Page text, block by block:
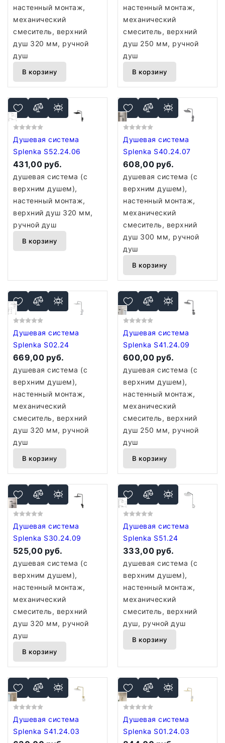
настенный монтаж,
механический
смеситель, верхний
душ 320 мм, ручной
душ
В корзину
настенный монтаж,
механический
смеситель, верхний
душ 250 мм, ручной
душ
В корзину
Душевая система
Splenka S52.24.06
431,00 руб.
душевая система (с
верхним душем),
настенный монтаж,
верхний душ 320 мм,
ручной душ
В корзину
Душевая система
Splenka S40.24.07
608,00 руб.
душевая система (с
верхним душем),
настенный монтаж,
механический
смеситель, верхний
душ 300 мм, ручной
душ
В корзину
Душевая система
Splenka S02.24
669,00 руб.
душевая система (с
верхним душем),
настенный монтаж,
механический
смеситель, верхний
душ 320 мм, ручной
душ
В корзину
Душевая система
Splenka S41.24.09
600,00 руб.
душевая система (с
верхним душем),
настенный монтаж,
механический
смеситель, верхний
душ 250 мм, ручной
душ
В корзину
Душевая система
Splenka S30.24.09
525,00 руб.
душевая система (с
верхним душем),
настенный монтаж,
механический
смеситель, верхний
душ 320 мм, ручной
душ
В корзину
Душевая система
Splenka S51.24
333,00 руб.
душевая система (с
верхним душем),
настенный монтаж,
механический
смеситель, верхний
душ, ручной душ
В корзину
Душевая система
Splenka S41.24.03
Душевая система
Splenka S01.24.03